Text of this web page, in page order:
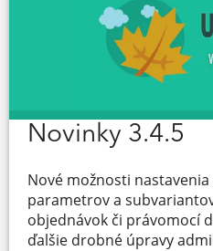
Novinky 3.4.5
Nové možnosti
parametrov a
objednávok či právomocí
ďalšie drobné úpravy